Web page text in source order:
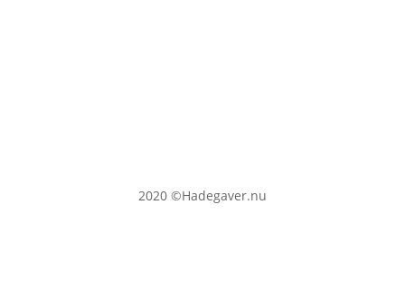
2020 ©Hadegaver.nu